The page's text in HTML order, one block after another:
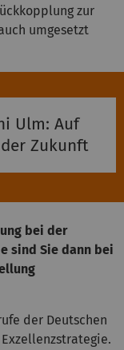
zur
umgesetzt
Ulm: Auf
Zukunft
bei der
sind Sie dann bei
der Deutschen